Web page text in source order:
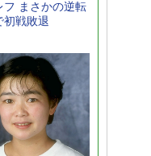
フ まさかの逆転
初戦敗退